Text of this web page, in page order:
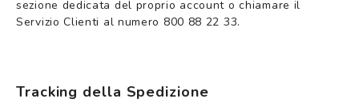
sezione dedicata del proprio account o chiamare il
Servizio Clienti al numero 800 88 22 33.
Tracking della Spedizione